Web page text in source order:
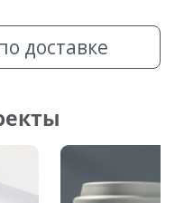
доставке